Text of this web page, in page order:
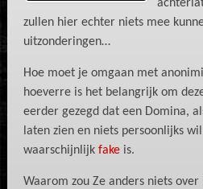
zullen hier echter niets mee
uitzonderingen…
Hoe moet je omgaan met
hoeverre is het belangrijk om
eerder gezegd dat een Domina,
laten zien en niets persoonlijks
waarschijnlijk fakeis.
Waarom zou Ze anders niets